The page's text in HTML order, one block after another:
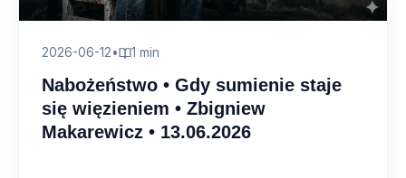
2026-06-12• 1 min
Nabożeństwo • Gdy sumienie staje
się więzieniem • Zbigniew
Makarewicz • 13.06.2026